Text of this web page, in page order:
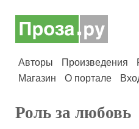
Авторы Произведения
Магазин
О портале
Роль за любовь